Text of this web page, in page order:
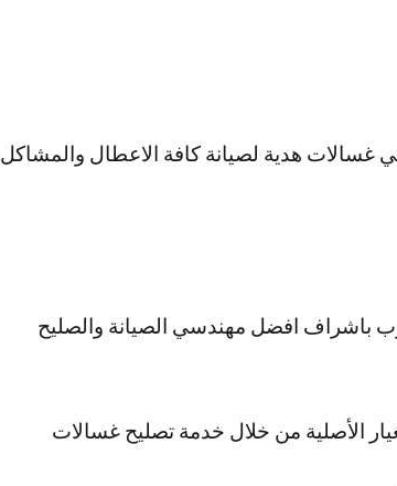
هدية لصيانة كافة الاعطال والمشاكل
باشراف افضل مهندسي الصيانة والصليح
الأصلية من خلال خدمة تصليح غسالات